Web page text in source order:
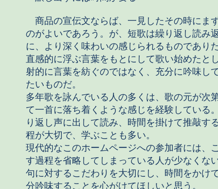
商品の宣伝文ならば、一見したその時にま
のがよいであろう。が、短歌は繰り返し読み
に、より深く味わいの感じられるものであり
直感的に浮ぶ言葉をもとにして歌い始めたと
射的に言葉を紡ぐのではなく、充分に吟味し
たいものだ。
多年歌を詠んでいる人の多くは、歌の元が次
て一首に落ち着くような感じを経験している
り返し声に出して読み、時間を掛けて推敲す
程が大切で、学ぶことも多い。
現代的なこのホームページへの参加者には、
す過程を省略してしまっている人が少なくな
句に対するこだわりを大切にし、時間をかけ
分吟味することを心がけてほしいと思う。